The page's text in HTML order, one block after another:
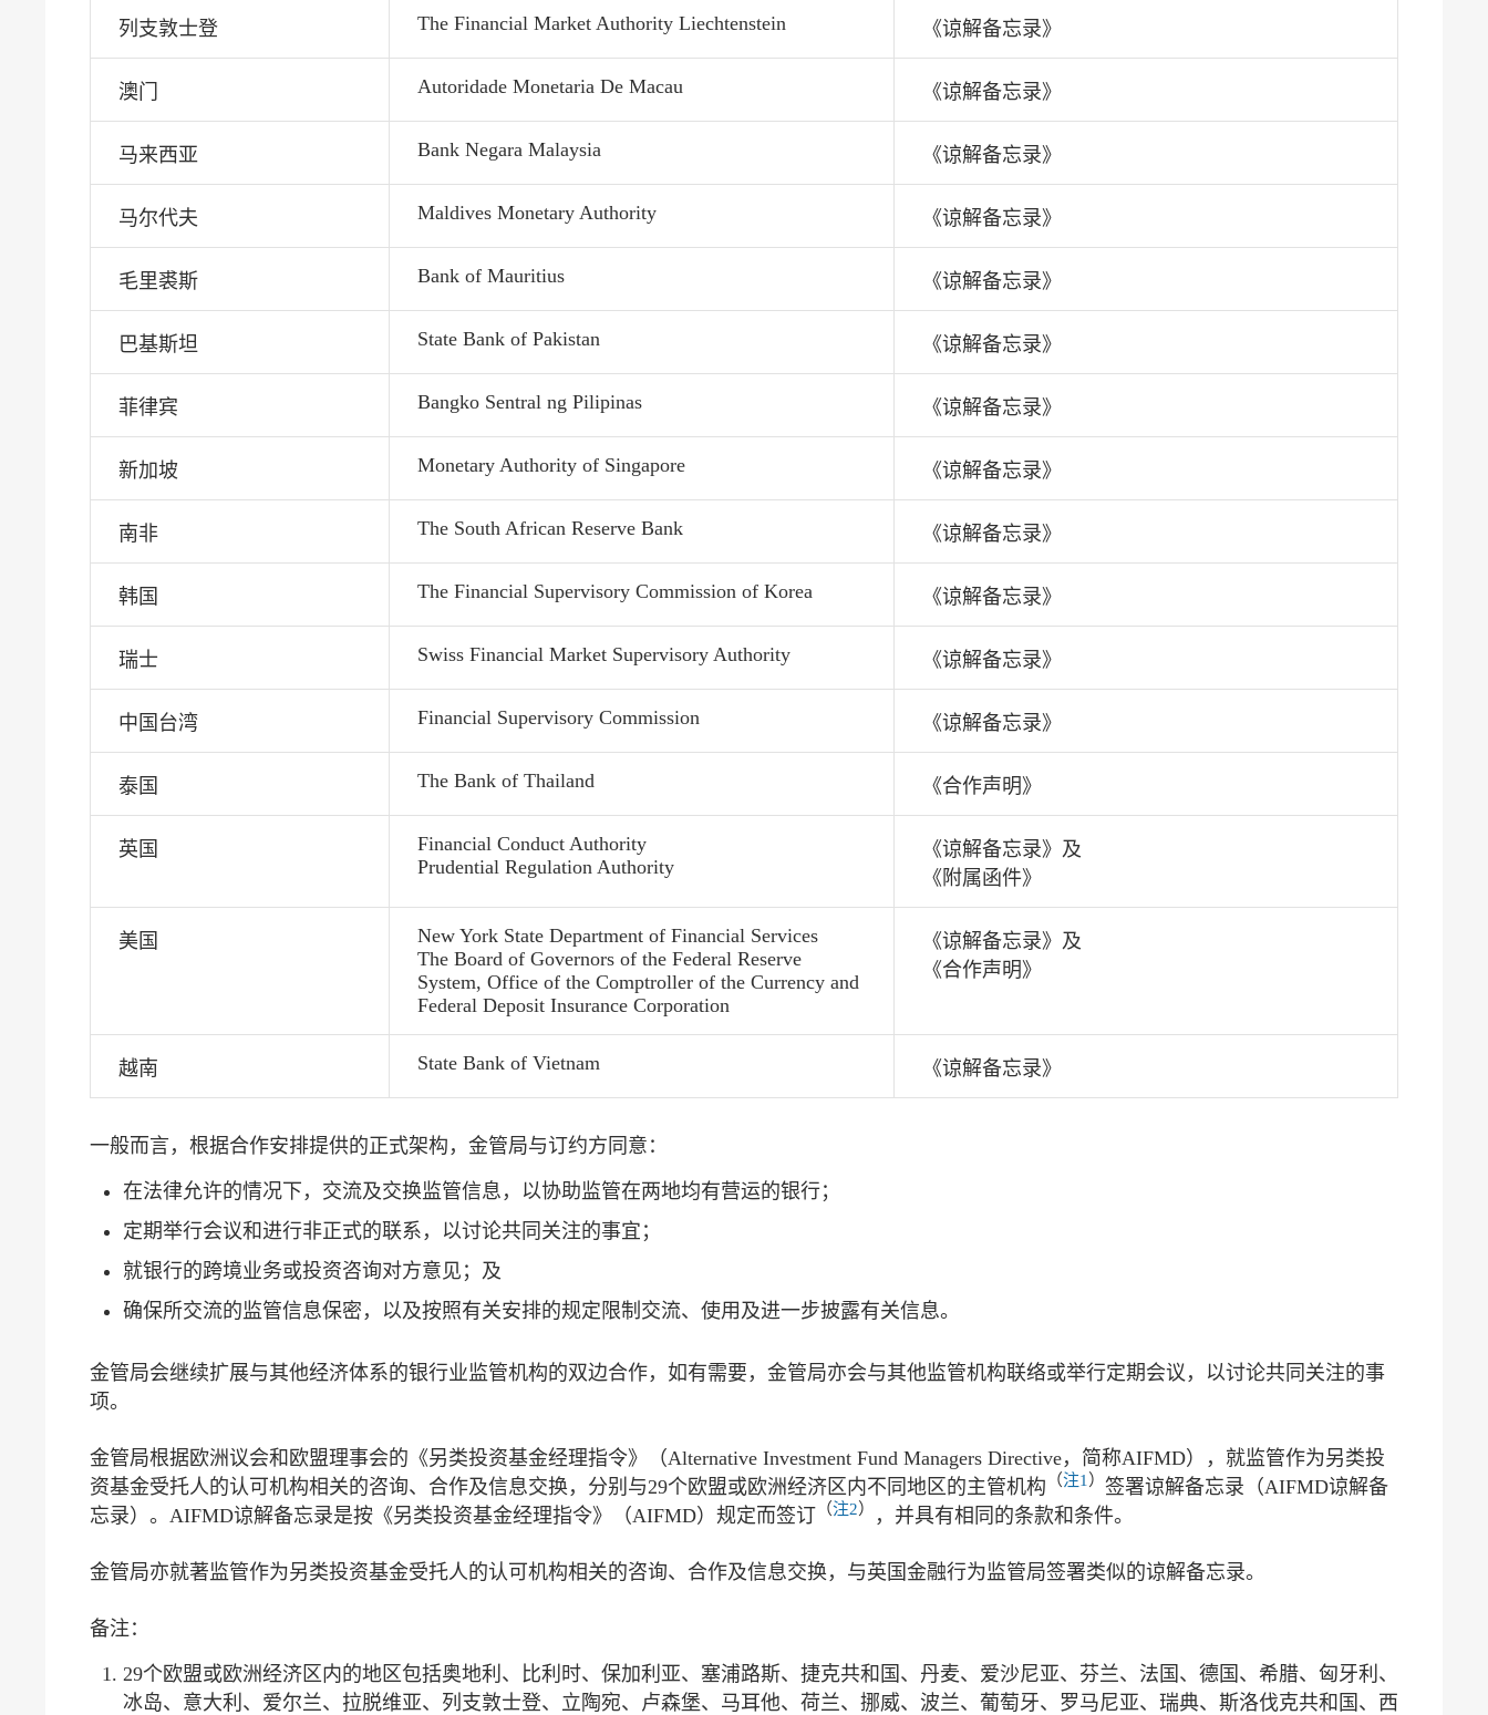
列支敦士登 The Financial Market Authority Liechtenstein 《谅解备忘录》
澳门 Autoridade Monetaria De Macau 《谅解备忘录》
马来西亚 Bank Negara Malaysia 《谅解备忘录》
马尔代夫 Maldives Monetary Authority 《谅解备忘录》
毛里裘斯 Bank of Mauritius 《谅解备忘录》
巴基斯坦 State Bank of Pakistan 《谅解备忘录》
菲律宾 Bangko Sentral ng Pilipinas 《谅解备忘录》
新加坡 Monetary Authority of Singapore 《谅解备忘录》
南非 The South African Reserve Bank 《谅解备忘录》
韩国 The Financial Supervisory Commission of Korea 《谅解备忘录》
瑞士 Swiss Financial Market Supervisory Authority 《谅解备忘录》
中国台湾 Financial Supervisory Commission 《谅解备忘录》
泰国 The Bank of Thailand 《合作声明》
英国
Financial Conduct Authority
Prudential Regulation Authority
《谅解备忘录》及
《附属函件》
美国
New York State Department of Financial Services
The Board of Governors of the Federal Reserve
System, Office of the Comptroller of the Currency and
Federal Deposit Insurance Corporation
《谅解备忘录》及
《合作声明》
越南 State Bank of Vietnam 《谅解备忘录》
一般而言，根据合作安排提供的正式架构，金管局与订约方同意：
在法律允许的情况下，交流及交换监管信息，以协助监管在两地均有营运的银行；
定期举行会议和进行非正式的联系，以讨论共同关注的事宜；
就银行的跨境业务或投资咨询对方意见；及
确保所交流的监管信息保密，以及按照有关安排的规定限制交流、使用及进一步披露有关信息。
金管局会继续扩展与其他经济体系的银行业监管机构的双边合作，如有需要，金管局亦会与其他监管机构联络或举行定期会议，以讨论共同关注的事
项。
金管局根据欧洲议会和欧盟理事会的《另类投资基金经理指令》（Alternative Investment Fund Managers Directive，简称AIFMD），就监管作为另类投
资基金受托人的认可机构相关的咨询、合作及信息交换，分别与29个欧盟或欧洲经济区内不同地区的主管机构 （注1 ） 签署谅解备忘录（AIFMD谅解备
忘录）。AIFMD谅解备忘录是按《另类投资基金经理指令》（AIFMD）规定而签订 （注2） ，并具有相同的条款和条件。
金管局亦就著监管作为另类投资基金受托人的认可机构相关的咨询、合作及信息交换，与英国金融行为监管局签署类似的谅解备忘录。
备注：
29个欧盟或欧洲经济区内的地区包括奥地利、比利时、保加利亚、塞浦路斯、捷克共和国、丹麦、爱沙尼亚、芬兰、法国、德国、希腊、匈牙利、
冰岛、意大利、爱尔兰、拉脱维亚、列支敦士登、立陶宛、卢森堡、马耳他、荷兰、挪威、波兰、葡萄牙、罗马尼亚、瑞典、斯洛伐克共和国、西